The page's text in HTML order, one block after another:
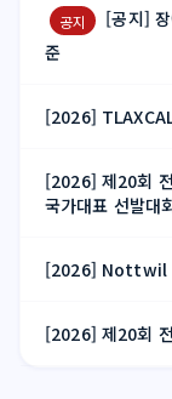
공지
[공지]
준
[2026]
[2026] 제20회
국가대표 선발대
[2026] Nottwil
[2026] 제20회